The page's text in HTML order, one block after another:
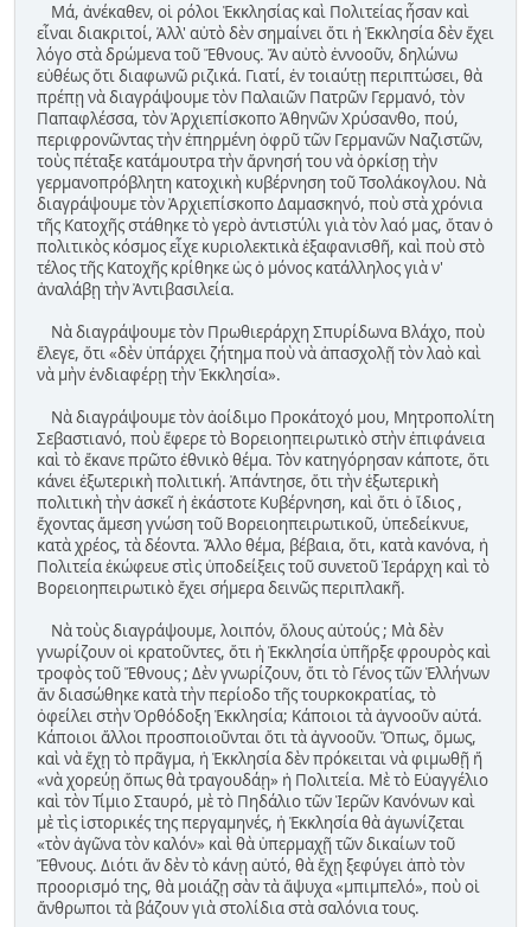
Μά, ἀνέκαθεν, οἱ ρόλοι Ἐκκλησίας καὶ Πολιτείας ἦσαν καὶ
εἶναι διακριτοί, Ἀλλ' αὐτὸ δὲν σημαίνει ὅτι ἡ Ἐκκλησία δὲν ἔχει
λόγο στὰ δρώμενα τοῦ Ἔθνους. Ἄν αὐτὸ ἐννοοῦν, δηλώνω
εὐθέως ὅτι διαφωνῶ ριζικά. Γιατί, ἐν τοιαύτῃ περιπτώσει, θὰ
πρέπῃ νὰ διαγράψουμε τὸν Παλαιῶν Πατρῶν Γερμανό, τὸν
Παπαφλέσσα, τὸν Ἀρχιεπίσκοπο Ἀθηνῶν Χρύσανθο, πού,
περιφρονῶντας τὴν ἐπηρμένη ὀφρῦ τῶν Γερμανῶν Ναζιστῶν,
τοὺς πέταξε κατάμουτρα τὴν ἄρνησή του νὰ ὁρκίσῃ τὴν
γερμανοπρόβλητη κατοχικὴ κυβέρνηση τοῦ Τσολάκογλου. Νὰ
διαγράψουμε τὸν Ἀρχιεπίσκοπο Δαμασκηνό, ποὺ στὰ χρόνια
τῆς Κατοχῆς στάθηκε τὸ γερὸ ἀντιστύλι γιὰ τὸν λαό μας, ὅταν ὁ
πολιτικὸς κόσμος εἶχε κυριολεκτικὰ ἐξαφανισθῆ, καὶ ποὺ στὸ
τέλος τῆς Κατοχῆς κρίθηκε ὡς ὁ μόνος κατάλληλος γιὰ ν'
ἀναλάβῃ τὴν Ἀντιβασιλεία.
Νὰ διαγράψουμε τὸν Πρωθιεράρχη Σπυρίδωνα Βλάχο, ποὺ
ἔλεγε, ὅτι «δὲν ὑπάρχει ζήτημα ποὺ νὰ ἀπασχολῇ τὸν λαὸ καὶ
νὰ μὴν ἐνδιαφέρῃ τὴν Ἐκκλησία».
Νὰ διαγράψουμε τὸν ἀοίδιμο Προκάτοχό μου, Μητροπολίτη
Σεβαστιανό, ποὺ ἔφερε τὸ Βορειοηπειρωτικὸ στὴν ἐπιφάνεια
καὶ τὸ ἔκανε πρῶτο ἐθνικὸ θέμα. Τὸν κατηγόρησαν κάποτε, ὅτι
κάνει ἐξωτερικὴ πολιτική. Ἀπάντησε, ὅτι τὴν ἐξωτερικὴ
πολιτικὴ τὴν ἀσκεῖ ἡ ἑκάστοτε Κυβέρνηση, καὶ ὅτι ὁ ἴδιος ,
ἔχοντας ἄμεση γνώση τοῦ Βορειοηπειρωτικοῦ, ὑπεδείκνυε,
κατὰ χρέος, τὰ δέοντα. Ἄλλο θέμα, βέβαια, ὅτι, κατὰ κανόνα, ἡ
Πολιτεία ἐκώφευε στὶς ὑποδείξεις τοῦ συνετοῦ Ἱεράρχη καὶ τὸ
Βορειοηπειρωτικὸ ἔχει σήμερα δεινῶς περιπλακῆ.
Νὰ τοὺς διαγράψουμε, λοιπόν, ὅλους αὐτούς ; Μὰ δὲν
γνωρίζουν οἱ κρατοῦντες, ὅτι ἡ Ἐκκλησία ὑπῆρξε φρουρὸς καὶ
τροφὸς τοῦ Ἔθνους ; Δὲν γνωρίζουν, ὅτι τὸ Γένος τῶν Ἑλλήνων
ἄν διασώθηκε κατὰ τὴν περίοδο τῆς τουρκοκρατίας, τὸ
ὀφείλει στὴν Ὀρθόδοξη Ἐκκλησία; Κάποιοι τὰ ἀγνοοῦν αὐτά.
Κάποιοι ἄλλοι προσποιοῦνται ὅτι τὰ ἀγνοοῦν. Ὅπως, ὅμως,
καὶ νὰ ἔχῃ τὸ πρᾶγμα, ἡ Ἐκκλησία δὲν πρόκειται νὰ φιμωθῇ ἤ
«νὰ χορεύῃ ὅπως θὰ τραγουδάῃ» ἡ Πολιτεία. Μὲ τὸ Εὐαγγέλιο
καὶ τὸν Τίμιο Σταυρό, μὲ τὸ Πηδάλιο τῶν Ἱερῶν Κανόνων καὶ
μὲ τὶς ἱστορικές της περγαμηνές, ἡ Ἐκκλησία θὰ ἀγωνίζεται
«τὸν ἀγῶνα τὸν καλόν» καὶ θὰ ὑπερμαχῇ τῶν δικαίων τοῦ
Ἔθνους. Διότι ἄν δὲν τὸ κάνῃ αὐτό, θὰ ἔχῃ ξεφύγει ἀπὸ τὸν
προορισμό της, θὰ μοιάζῃ σὰν τὰ ἄψυχα «μπιμπελό», ποὺ οἱ
ἄνθρωποι τὰ βάζουν γιὰ στολίδια στὰ σαλόνια τους.